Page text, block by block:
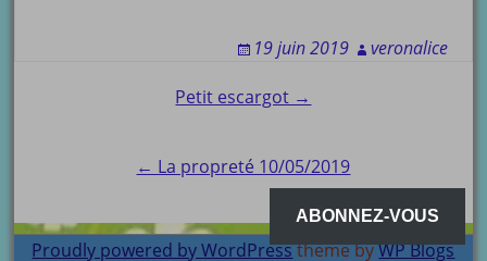
19 juin 2019 veronalice
navigation
Petit escargot →
← La propreté 10/05/2019
Proudly powered by WordPresstheme byWP Blogs
ABONNEZ-VOUS